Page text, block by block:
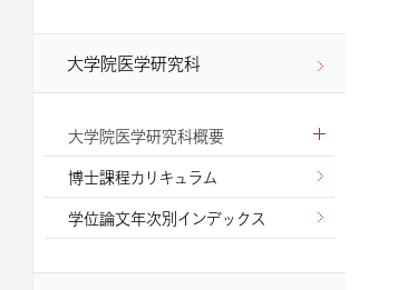
大学院医学研究科
大学院医学研究科概要
博士課程カリキュラム
学位論文年次別インデックス